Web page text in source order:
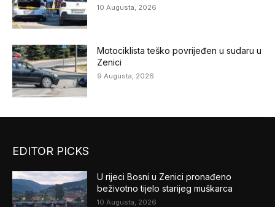
10 Augusta, 2026
Motociklista teško povrijeđen u sudaru u
Zenici
9 Augusta, 2026
EDITOR PICKS
U rijeci Bosni u Zenici pronađeno
beživotno tijelo starijeg muškarca
10 Augusta, 2026